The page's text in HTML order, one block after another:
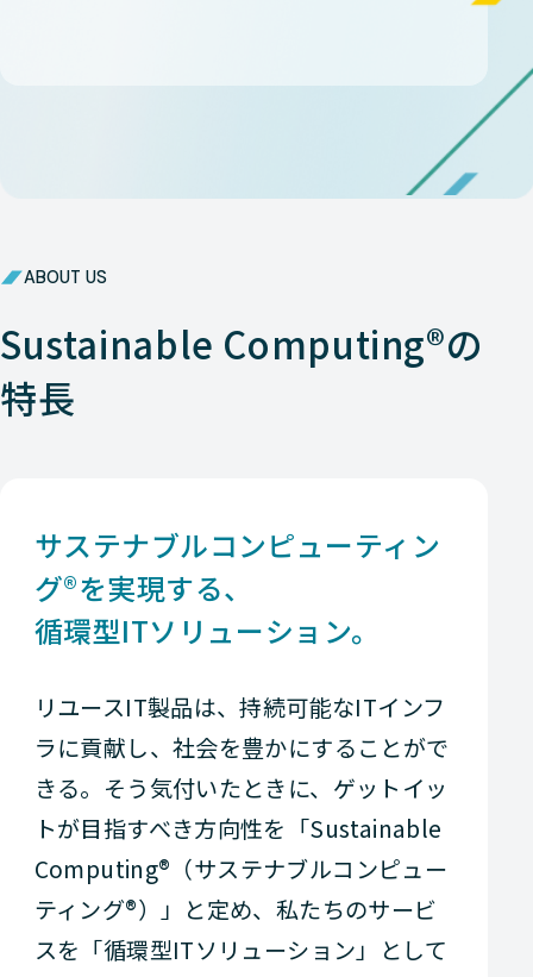
ABOUT US
Sustainable Computing®の
特長
サステナブルコンピューティン
グ®を実現する、
循環型ITソリューション。
リユースIT製品は、持続可能なITインフ
ラに貢献し、社会を豊かにすることがで
きる。そう気付いたときに、ゲットイッ
トが目指すべき方向性を「Sustainable
Computing®（サステナブルコンピュー
ティング®）」と定め、私たちのサービ
スを「循環型ITソリューション」として